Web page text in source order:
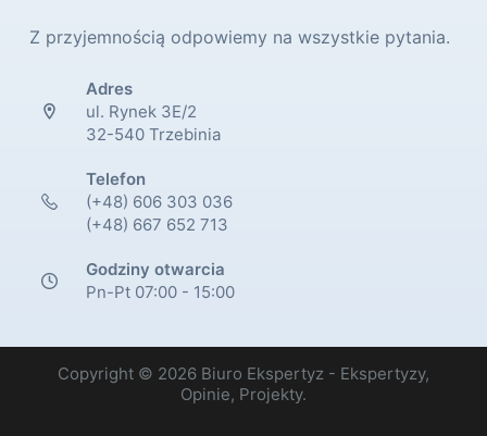
Z przyjemnością odpowiemy na wszystkie pytania.
Adres
ul. Rynek 3E/2
32-540 Trzebinia
Telefon
(+48) 606 303 036
(+48) 667 652 713
Godziny otwarcia
Pn-Pt 07:00 - 15:00
Copyright © 2026 Biuro Ekspertyz - Ekspertyzy,
Opinie, Projekty.